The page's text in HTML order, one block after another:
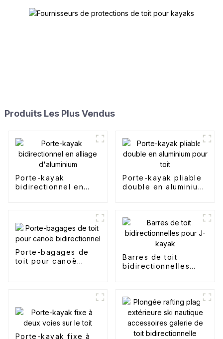
Produits Les Plus Vendus
Porte-kayak
bidirectionnel en
Porte-kayak pliable
double en aluminium
Porte-bagages de
toit pour canoë
Barres de toit
bidirectionnelles
Porte-kayak fixe à